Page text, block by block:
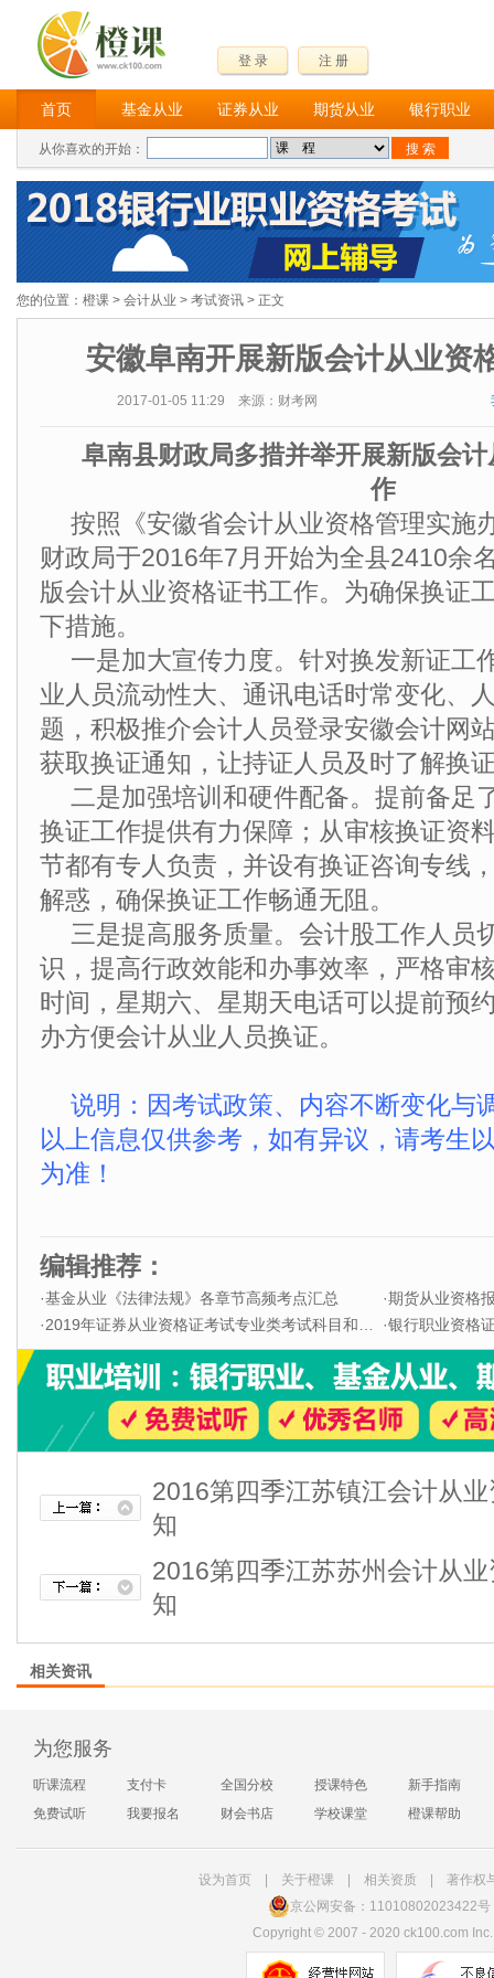
登 录 注 册
首页 基金从业 证券从业 期货从业 银行职业
从你喜欢的开始：
您的位置： 橙课 > 会计从业 > 考试资讯 > 正文
安徽阜南开展新版会计从业资
2017-01-05 11:29 来源：财考网
阜南县财政局多措并举开展新版会
作
按照《安徽省会计从业资格管理实施
财政局于2016年7月开始为全县2410余
版会计从业资格证书工作。为确保换证
下措施。
一是加大宣传力度。针对换发新证工
业人员流动性大、通讯电话时常变化、
题，积极推介会计人员登录安徽会计网
获取换证通知，让持证人员及时了解换
二是加强培训和硬件配备。提前备足
换证工作提供有力保障；从审核换证资
节都有专人负责，并设有换证咨询专线
解惑，确保换证工作畅通无阻。
三是提高服务质量。会计股工作人员
识，提高行政效能和办事效率，严格审
时间，星期六、星期天电话可以提前预
办方便会计从业人员换证。
说明：因考试政策、内容不断变化与
以上信息仅供参考，如有异议，请考生
为准！
编辑推荐：
·基金从业《法律法规》各章节高频考点汇总 ·期货从业资格
·2019年证券从业资格证考试专业类考试科目和题型 ·银行职业资格证
2016第四季江苏镇江会计从
知
2016第四季江苏苏州会计从
知
相关资讯
为您服务
听课流程 支付卡 全国分校 授课特色
新手指南
免费试听
我要报名 财会书店 学校课堂 橙课帮助
设为首页| 关于橙课| 相关资质
著作权
京公网安备：11010802023422号
Copyright ©2007 - 2020 ck100.com